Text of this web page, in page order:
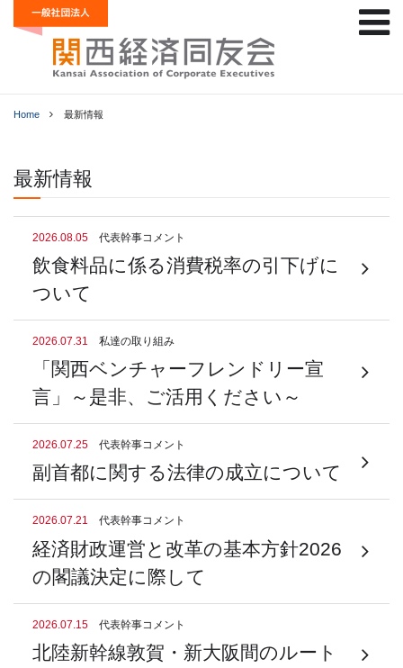
Home 最新情報
最新情報
2026.08.05 代表幹事コメント
飲食料品に係る消費税率の引下げに
ついて
2026.07.31 私達の取り組み
「関西ベンチャーフレンドリー宣
言」～是非、ご活用ください～
2026.07.25 代表幹事コメント
副首都に関する法律の成立について
2026.07.21 代表幹事コメント
経済財政運営と改革の基本方針2026
の閣議決定に際して
2026.07.15 代表幹事コメント
北陸新幹線敦賀・新大阪間のルート